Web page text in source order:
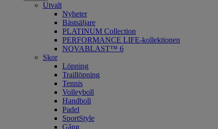
Utvalt
Nyheter
Bästsäljare
PLATINUM Collection
PERFORMANCE LIFE-kollektionen
NOVABLAST™ 6
Skor
Löpning
Traillöpning
Tennis
Volleyboll
Handboll
Padel
SportStyle
Gång